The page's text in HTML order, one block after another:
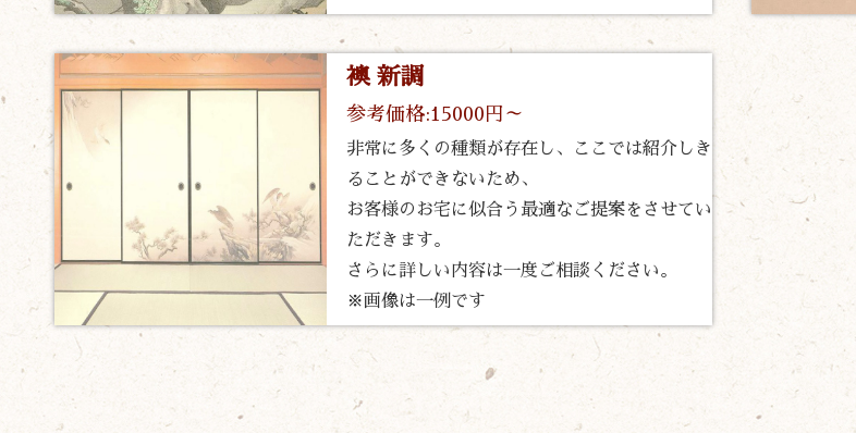
襖 新調
参考価格:15000円～
非常に多くの種類が存在し、ここでは紹介しき
ることができないため、
お客様のお宅に似合う最適なご提案をさせてい
ただきます。
さらに詳しい内容は一度ご相談ください。
※画像は一例です